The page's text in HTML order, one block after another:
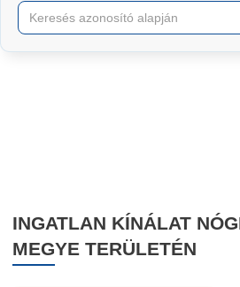
RÉSZLETES
INGATLAN KÍNÁLAT
MEGYE TERÜLETÉN